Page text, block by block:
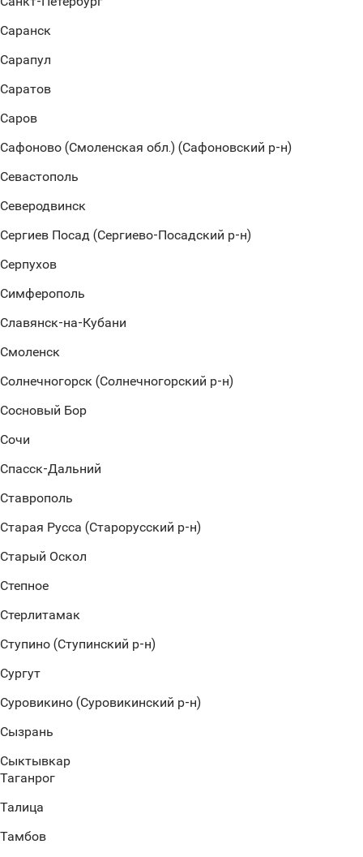
Саранск
Сарапул
Саратов
Саров
Сафоново (Смоленская обл.) (Сафоновский р-н)
Севастополь
Северодвинск
Сергиев Посад (Сергиево-Посадский р-н)
Серпухов
Симферополь
Славянск-на-Кубани
Смоленск
Солнечногорск (Солнечногорский р-н)
Сосновый Бор
Сочи
Спасск-Дальний
Ставрополь
Старая Русса (Старорусский р-н)
Старый Оскол
Степное
Стерлитамак
Ступино (Ступинский р-н)
Сургут
Суровикино (Суровикинский р-н)
Сызрань
Сыктывкар
Таганрог
Талица
Тамбов